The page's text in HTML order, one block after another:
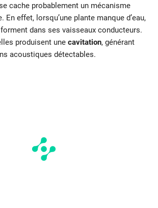
cache probablement un mécanisme
En effet, lorsqu’une plante manque d’eau,
dans ses vaisseaux conducteurs.
produisent une cavitation, générant
acoustiques détectables.